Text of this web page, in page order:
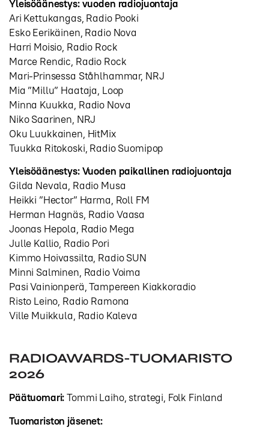
Yleisöäänestys: vuoden radiojuontaja
Ari Kettukangas, Radio Pooki
Esko Eerikäinen, Radio Nova
Harri Moisio, Radio Rock
Marce Rendic, Radio Rock
Mari-Prinsessa Ståhlhammar, NRJ
Mia ”Millu” Haataja, Loop
Minna Kuukka, Radio Nova
Niko Saarinen, NRJ
Oku Luukkainen, HitMix
Tuukka Ritokoski, Radio Suomipop
Yleisöäänestys: Vuoden paikallinen radiojuontaja
Gilda Nevala, Radio Musa
Heikki ”Hector” Harma, Roll FM
Herman Hagnäs, Radio Vaasa
Joonas Hepola, Radio Mega
Julle Kallio, Radio Pori
Kimmo Hoivassilta, Radio SUN
Minni Salminen, Radio Voima
Pasi Vainionperä, Tampereen Kiakkoradio
Risto Leino, Radio Ramona
Ville Muikkula, Radio Kaleva
RADIOAWARDS-TUOMARISTO
2026
Päätuomari:Tommi Laiho, strategi, Folk Finland
Tuomariston jäsenet: